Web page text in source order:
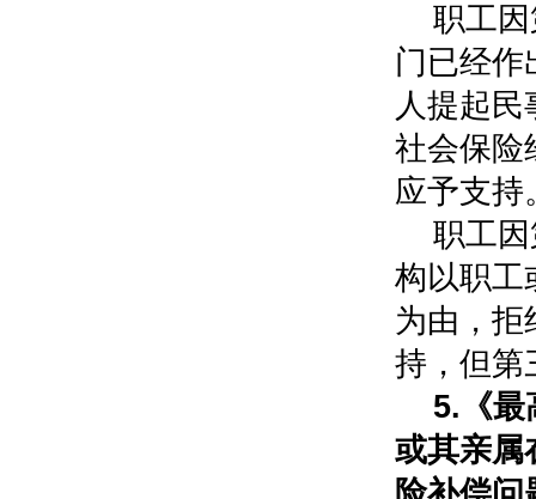
职工
门已经作
人提起
社会保险
应予支持
职工
构以职工
为由，拒
持，但第
5. 《
或其亲属